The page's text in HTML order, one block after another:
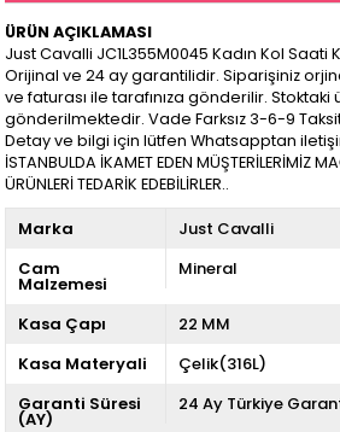
ÜRÜN AÇIKLAMASI
Just Cavalli JC1L355M0045 Kadın Kol Saati
Orijinal ve 24 ay garantilidir. Siparişiniz
ve faturası ile tarafınıza gönderilir.
gönderilmektedir. Vade Farksız 3-6-9
Detay ve bilgi için lütfen Whatsapptan
İSTANBULDA İKAMET EDEN MÜŞTERİLERİMİZ
ÜRÜNLERİ TEDARİK EDEBİLİRLER..
Marka
Just Cavalli
Cam
Malzemesi
Mineral
Kasa Çapı
22 MM
Kasa Materyali
Çelik(316L)
Garanti Süresi
(AY)
24 Ay Türkiye